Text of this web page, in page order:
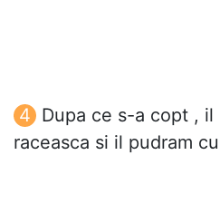
Dupa ce s-a copt , il
raceasca si il pudram